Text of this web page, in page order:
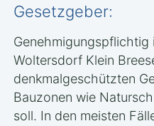
Gesetzgeber:
Woltersdorf Klein
denkmalgeschützten
Bauzonen wie
soll. In den meisten